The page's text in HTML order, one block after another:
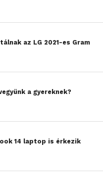
az LG 2021-es Gram
a gyereknek?
14 laptop is érkezik